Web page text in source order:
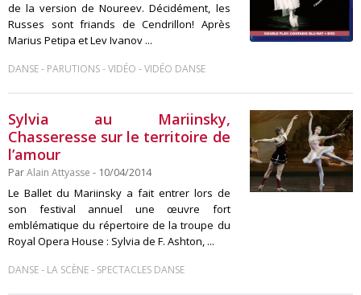
de la version de Noureev. Décidément, les
Russes sont friands de Cendrillon! Après
Marius Petipa et Lev Ivanov ...
DANSE- PARUTIONS-VIDÉO -VIDÉO DANSE
Sylvia au Mariinsky,
Chasseresse sur le territoire de
l’amour
ParAlain Attyasse - 10/04/2014
Le Ballet du Mariinsky a fait entrer lors de
son festival annuel une œuvre fort
emblématique du répertoire de la troupe du
Royal Opera House : Sylvia de F. Ashton, ...
DANSE- LA SCÈNE- SPECTACLES DANSE